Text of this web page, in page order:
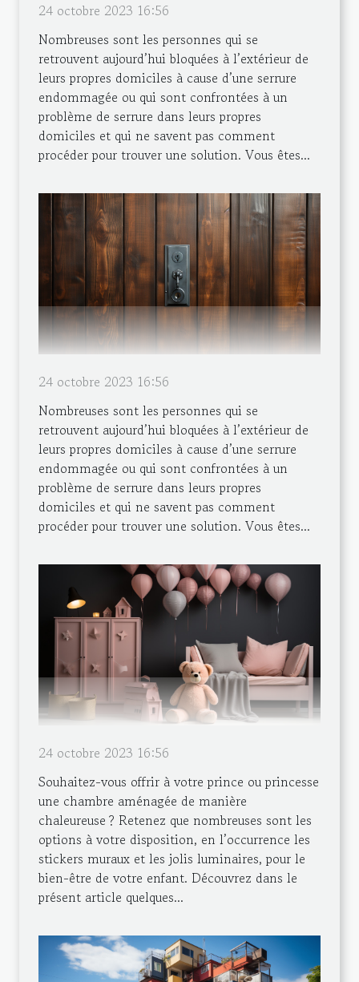
24 octobre 2023 16:56
Nombreuses sont les personnes qui se
retrouvent aujourd’hui bloquées à l’extérieur de
leurs propres domiciles à cause d’une serrure
endommagée ou qui sont confrontées à un
problème de serrure dans leurs propres
domiciles et qui ne savent pas comment
procéder pour trouver une solution. Vous êtes...
24 octobre 2023 16:56
Nombreuses sont les personnes qui se
retrouvent aujourd’hui bloquées à l’extérieur de
leurs propres domiciles à cause d’une serrure
endommagée ou qui sont confrontées à un
problème de serrure dans leurs propres
domiciles et qui ne savent pas comment
procéder pour trouver une solution. Vous êtes...
24 octobre 2023 16:56
Souhaitez-vous offrir à votre prince ou princesse
une chambre aménagée de manière
chaleureuse ? Retenez que nombreuses sont les
options à votre disposition, en l’occurrence les
stickers muraux et les jolis luminaires, pour le
bien-être de votre enfant. Découvrez dans le
présent article quelques...